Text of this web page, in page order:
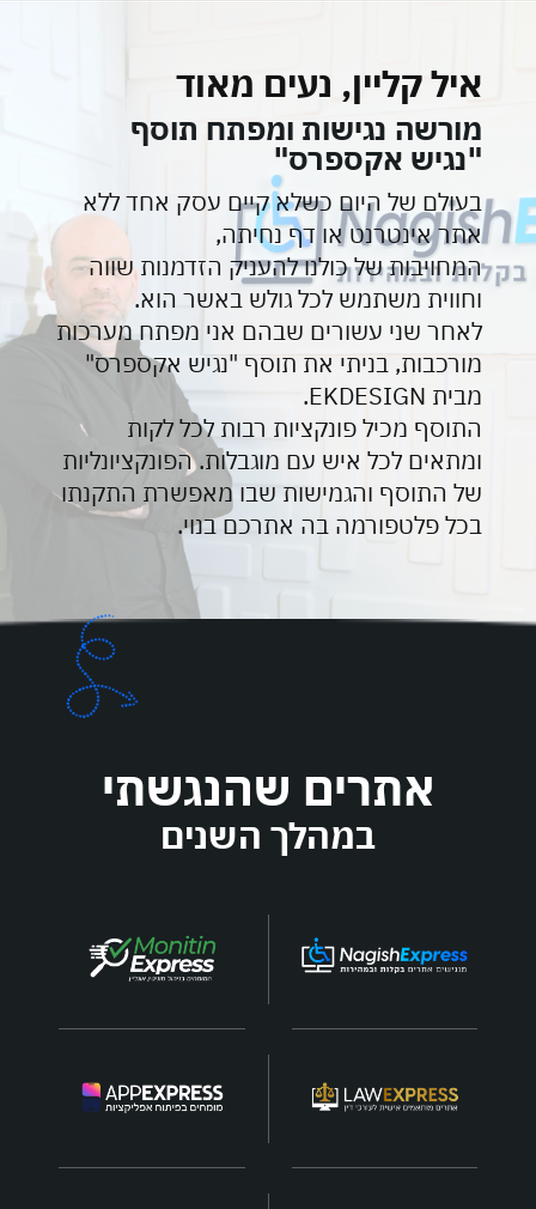
איל קליין, נעים מאוד
מורשה נגישות ומפתח תוסף
"נגיש אקספרס"
בעולם של היום כשלא קיים עסק אחד ללא
אתר אינטרנט או דף נחיתה,
המחויבות של כולנו להעניק הזדמנות שווה
וחווית משתמש לכל גולש באשר הוא.
לאחר שני עשורים שבהם אני מפתח מערכות
מורכבות, בניתי את תוסף "נגיש אקספרס"
מבית EKDESIGN.
התוסף מכיל פונקציות רבות לכל לקות
ומתאים לכל איש עם מוגבלות. הפונקציונליות
של התוסף והגמישות שבו מאפשרת התקנתו
בכל פלטפורמה בה אתרכם בנוי.
אתרים שהנגשתי
במהלך השנים